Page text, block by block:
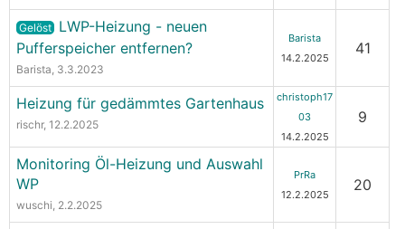
Gelöst LWP-Heizung - neuen
Pufferspeicher entfernen?
Barista, 3.3.2023
Barista
14.2.2025
41
Heizung für gedämmtes Gartenhaus
rischr, 12.2.2025
christoph17
03
14.2.2025
9
Monitoring Öl-Heizung und Auswahl
WP
wuschi, 2.2.2025
PrRa
12.2.2025
20